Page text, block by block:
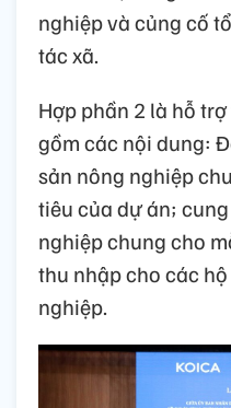
nghiệp và củng cố
tác xã.
Hợp phần 2 là hỗ
gồm các nội dung:
sản nông nghiệp
tiêu của dự án;
nghiệp chung cho
thu nhập cho các
nghiệp.